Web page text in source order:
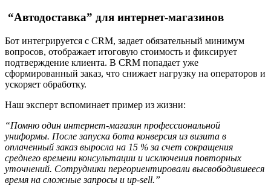
“Автодоставка” для интернет-магазинов
Бот интегрируется с CRM, задает обязательный минимум
вопросов, отображает итоговую стоимость и фиксирует
подтверждение клиента. В CRM попадает уже
сформированный заказ, что снижает нагрузку на операторов и
ускоряет обработку.
Наш эксперт вспоминает пример из жизни:
“Помню один интернет-магазин профессиональной
униформы. После запуска бота конверсия из визита в
оплаченный заказ выросла на 15 % за счет сокращения
среднего времени консультации и исключения повторных
уточнений. Сотрудники переориентировали высвободившееся
время на сложные запросы и up-sell.”